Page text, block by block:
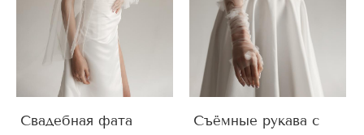
Свадебная фата
Съёмные рукава с